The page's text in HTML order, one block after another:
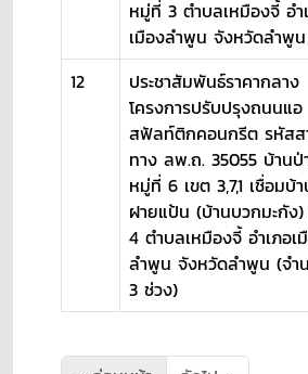
หมู่ที่ 3 ตำบลเหมืองจี้ อำ
เมืองลำพูน จังหวัดลำพูน
12
ประชาสัมพันธ์ราคากลาง
โครงการปรับปรุงถนนแอ
สฟัลท์ติกคอนกรีต รหัสส
ทาง ลพ.ถ. 35055 บ้านป่
หมู่ที่ 6 เขต 3,7,1 เชื่อมบ้
ฝายแป้น (บ้านบวกมะกัง
4 ตำบลเหมืองจี้ อำเภอเ
ลำพูน จังหวัดลำพูน (จำ
3 ช่วง)